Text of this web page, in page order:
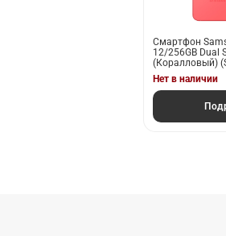
Смартфон
12/256GB Dual
(Коралловый)
Нет в наличии